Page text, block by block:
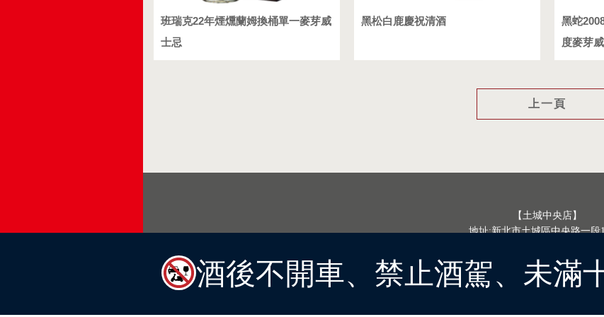
班瑞克22年煙燻蘭姆換桶單一麥芽威
士忌
黑松白鹿慶祝清酒
黑蛇
度麥芽
上一頁
酒後不開車、禁止酒駕、未滿
【土城中央店】
地址:新北市土城區中央路一段
網站商品資訊僅供參考，實際商品內容與供貨
Copyright © 2026 累積人氣: